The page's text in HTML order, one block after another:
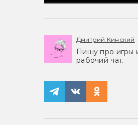
Дмитрий Кинский
Пишу про игры
рабочий чат.